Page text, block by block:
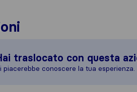
traslocato con questa
piacerebbe conoscere la tua esperienza.